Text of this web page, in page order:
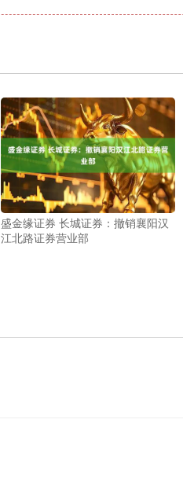
盛金缘证券 长城证券：撤销襄阳汉
江北路证券营业部